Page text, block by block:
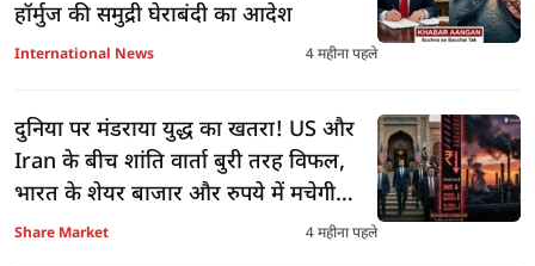
हॉर्मुज की समुद्री घेराबंदी का आदेश
International News 4 महीना पहले
दुनिया पर मंडराया युद्ध का खतरा! US और
Iran के बीच शांति वार्ता बुरी तरह विफल,
भारत के शेयर बाजार और रुपये में मचेगी
भारी खलबली
Share Market 4 महीना पहले